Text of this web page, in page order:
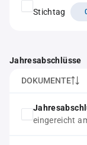
Stichtag
Jahresabschlüsse
DOKUMENTE
eingereicht